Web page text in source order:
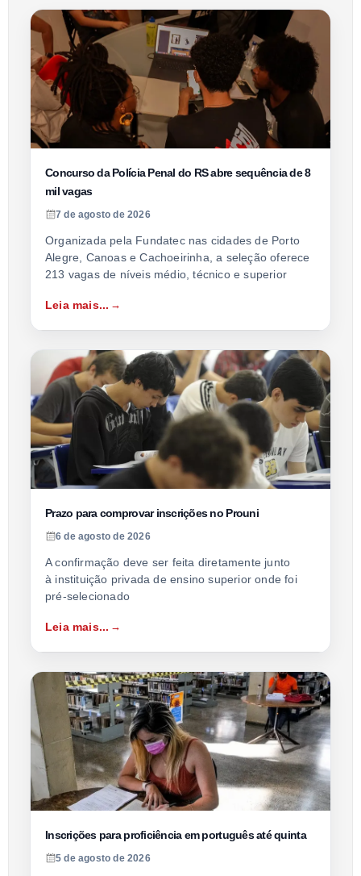
Concurso da Polícia Penal do RS abre sequência de 8
mil vagas
7 de agosto de 2026
Organizada pela Fundatec nas cidades de Porto
Alegre, Canoas e Cachoeirinha, a seleção oferece
213 vagas de níveis médio, técnico e superior
Leia mais...
Prazo para comprovar inscrições no Prouni
6 de agosto de 2026
A confirmação deve ser feita diretamente junto
à instituição privada de ensino superior onde foi
pré-selecionado
Leia mais...
Inscrições para proficiência em português até quinta
5 de agosto de 2026